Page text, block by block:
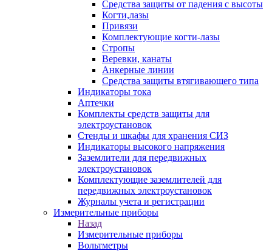
Средства защиты от падения с высоты
Когти,лазы
Привязи
Комплектующие когти-лазы
Стропы
Веревки, канаты
Анкерные линии
Средства защиты втягивающего типа
Индикаторы тока
Аптечки
Комплекты средств защиты для
электроустановок
Стенды и шкафы для хранения СИЗ
Индикаторы высокого напряжения
Заземлители для передвижных
электроустановок
Комплектующие заземлителей для
передвижных электроустановок
Журналы учета и регистрации
Измерительные приборы
Назад
Измерительные приборы
Вольтметры